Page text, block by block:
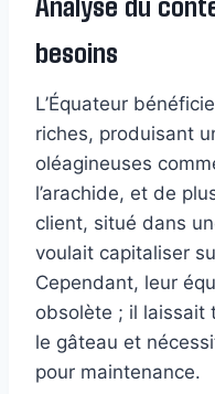
besoins
L’Équateur
riches, produisant
oléagineuses
l’arachide, et de
client, situé dans
voulait capitaliser
Cependant, leur
obsolète ; il laissait
le gâteau et
pour maintenance.